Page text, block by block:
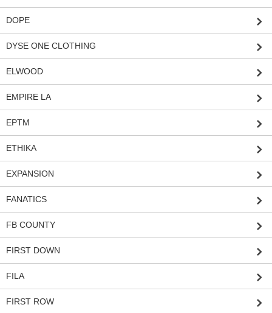
DOPE
DYSE ONE CLOTHING
ELWOOD
EMPIRE LA
EPTM
ETHIKA
EXPANSION
FANATICS
FB COUNTY
FIRST DOWN
FILA
FIRST ROW